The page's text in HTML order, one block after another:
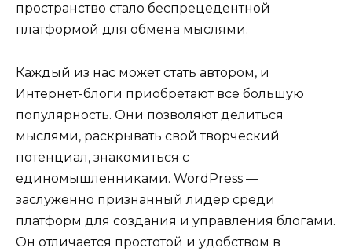
пространство стало беспрецедентной
платформой для обмена мыслями.
Каждый из нас может стать автором, и
Интернет-блоги приобретают все большую
популярность. Они позволяют делиться
мыслями, раскрывать свой творческий
потенциал, знакомиться с
единомышленниками. WordPress —
заслуженно признанный лидер среди
платформ для создания и управления блогами.
Он отличается простотой и удобством в